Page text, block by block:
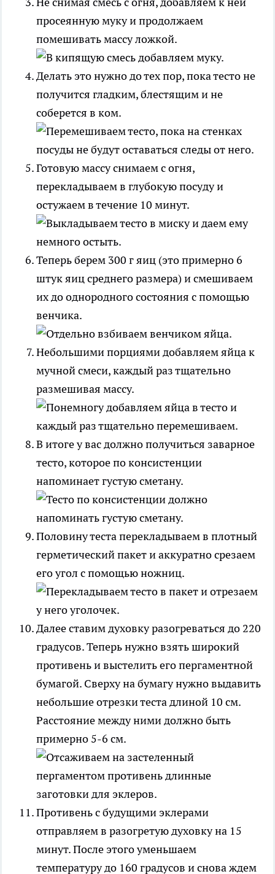
просеянную муку и продолжаем
помешивать массу ложкой.
Делать это нужно до тех пор, пока тесто не
получится гладким, блестящим и не
соберется в ком.
Готовую массу снимаем с огня,
перекладываем в глубокую посуду и
остужаем в течение 10 минут.
Теперь берем 300 г яиц (это примерно 6
штук яиц среднего размера) и смешиваем
их до однородного состояния с помощью
венчика.
Небольшими порциями добавляем яйца к
мучной смеси, каждый раз тщательно
размешивая массу.
В итоге у вас должно получиться заварное
тесто, которое по консистенции
напоминает густую сметану.
Половину теста перекладываем в плотный
герметический пакет и аккуратно срезаем
его угол с помощью ножниц.
Далее ставим духовку разогреваться до 220
градусов. Теперь нужно взять широкий
противень и выстелить его пергаментной
бумагой. Сверху на бумагу нужно выдавить
небольшие отрезки теста длиной 10 см.
Расстояние между ними должно быть
примерно 5-6 см.
Противень с будущими эклерами
отправляем в разогретую духовку на 15
минут. После этого уменьшаем
температуру до 160 градусов и снова ждем